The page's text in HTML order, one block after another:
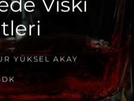
YÜKSEL AKAY